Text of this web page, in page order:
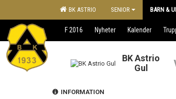
BK ASTRIO SENIOR BARN &
F 2016 Nyheter Kalender
BK Astrio
Gul
INFORMATION